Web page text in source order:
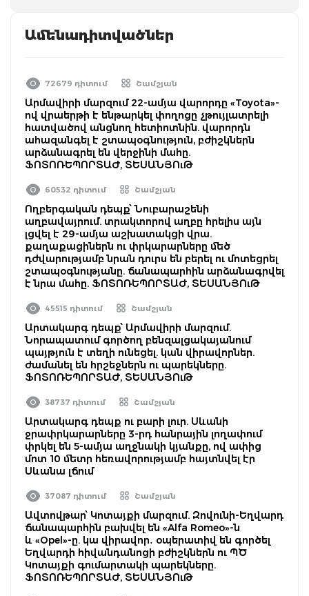
Ամենադիտվածներ
72679 դիտում Շամշյան
Արմավիրի մարզում 22-ամյա վարորդը «Toyota»-
ով վրաերթի է ենթարկել փողոցը չթույլատրելի
հատվածով անցնող հետիոտնին. վարորդն
ահազանգել է շտապօգնություն, բժիշկներն
արձանագրել են վերջինի մահը.
ՖՈՏՈՌԵՊՈՐՏԱԺ, ՏԵՍԱՆՅՈւԹ
60532 դիտում Շամշյան
Ողբերգական դեպք՝ Նուբարաշենի
աղբավայրում. տրակտորով աղբը հրելիս այն
լցվել է 29-ամյա աշխատակցի վրա.
քաղաքացիներն ու փրկարարները մեծ
դժվարությամբ նրան դուրս են բերել ու մոտեցրել
շտապօգնությանը. ճանապարհին արձանագրվել
է նրա մահը. ՖՈՏՈՌԵՊՈՐՏԱԺ, ՏԵՍԱՆՅՈւԹ
45515 դիտում Շամշյան
Արտակարգ դեպք՝ Արմավիրի մարզում.
Նորապատում գործող բենզալցակայանում
պայթյուն է տեղի ունեցել. կան վիրավորներ.
ժամանել են հրշեջներն ու պարեկները.
ՖՈՏՈՌԵՊՈՐՏԱԺ, ՏԵՍԱՆՅՈւԹ
38737 դիտում Շամշյան
Արտակարգ դեպք ու բարի լուր. Սևանի
ջրափրկարարները 3-րդ հանրային լողափում
փրկել են 5-ամյա աղջնակի կյանքը, ով ափից
մոտ 10 մետր հեռավորությամբ հայտնվել էր
Սևանա լճում
37087 դիտում Շամշյան
Ավտովթար՝ Կոտայքի մարզում. Զովունի-Եղվարդ
ճանապարհին բախվել են «Alfa Romeo»-ն
և «Opel»-ը. կա վիրավոր․ օպերատիվ են գործել
Եղվարդի հիվանդանոցի բժիշկներն ու ՊԾ
Կոտայքի գումարտակի պարեկները.
ՖՈՏՈՌԵՊՈՐՏԱԺ, ՏԵՍԱՆՅՈւԹ